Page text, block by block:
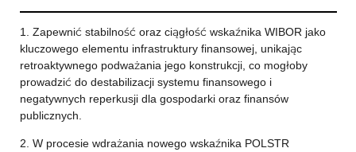
1. Zapewnić stabilność oraz ciągłość wskaźnika WIBOR jako
kluczowego elementu infrastruktury finansowej, unikając
retroaktywnego podważania jego konstrukcji, co mogłoby
prowadzić do destabilizacji systemu finansowego i
negatywnych reperkusji dla gospodarki oraz finansów
publicznych.
2. W procesie wdrażania nowego wskaźnika POLSTR